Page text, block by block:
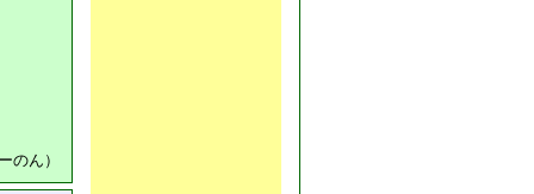
のん）